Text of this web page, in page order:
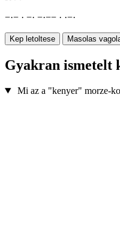
−·− · −· −·−− · ·−·
Kep letoltese Masolas
Gyakran ismetelt
Mi az a "kenyer" morze-